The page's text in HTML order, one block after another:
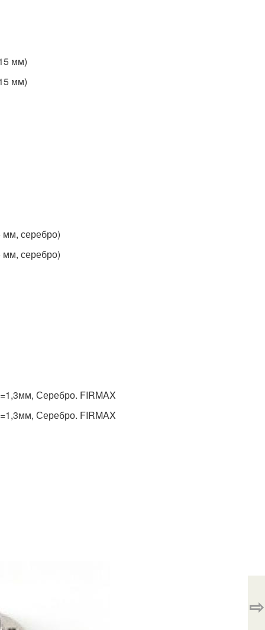
мм)
мм)
серебро)
серебро)
Серебро. FIRMAX
Серебро. FIRMAX
⇨